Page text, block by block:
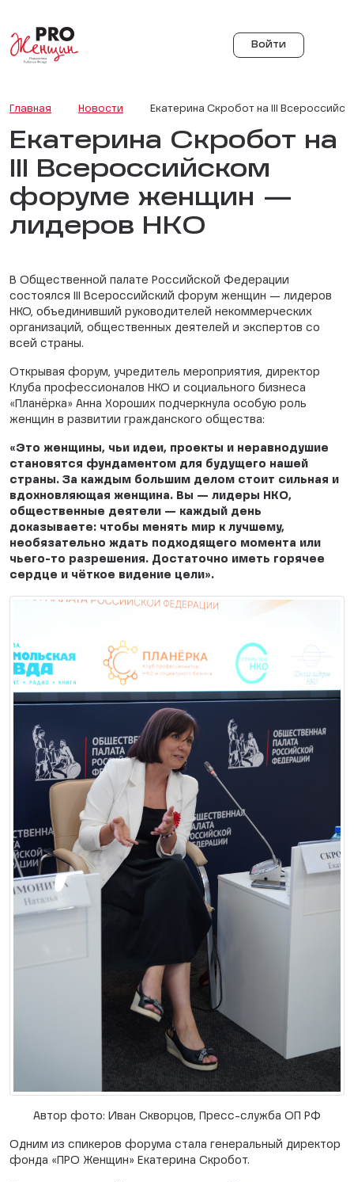
Войти
Главная Новости Екатерина Скробот на III
Екатерина Скробот на
III Всероссийском
форуме женщин —
лидеров НКО
В Общественной палате Российской Федерации
состоялся III Всероссийский форум женщин — лидеров
НКО, объединивший руководителей некоммерческих
организаций, общественных деятелей и экспертов со
всей страны.
Открывая форум, учредитель мероприятия, директор
Клуба профессионалов НКО и социального бизнеса
«Планёрка» Анна Хороших подчеркнула особую роль
женщин в развитии гражданского общества:
«Это женщины, чьи идеи, проекты и неравнодушие
становятся фундаментом для будущего нашей
страны. За каждым большим делом стоит сильная и
вдохновляющая женщина. Вы — лидеры НКО,
общественные деятели — каждый день
доказываете: чтобы менять мир к лучшему,
необязательно ждать подходящего момента или
чьего-то разрешения. Достаточно иметь горячее
сердце и чёткое видение цели».
Автор фото: Иван Скворцов, Пресс-служба ОП РФ
Одним из спикеров форума стала генеральный директор
фонда «ПРО Женщин» Екатерина Скробот.